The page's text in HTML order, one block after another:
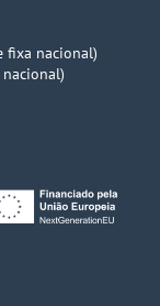
fixa nacional)